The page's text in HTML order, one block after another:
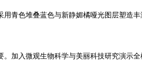
青色堆叠蓝色与新静媚橘哑光图层塑造丰
加入微观生物科学与美丽科技研究演示